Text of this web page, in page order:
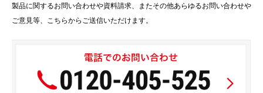
製品に関するお問い合わせや資料請求、またその他あらゆるお問い合わせや
ご意見等、こちらからご送信いただけます。